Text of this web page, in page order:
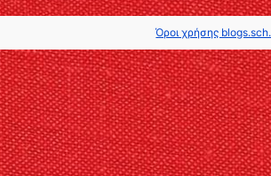
Όροι χρήσης